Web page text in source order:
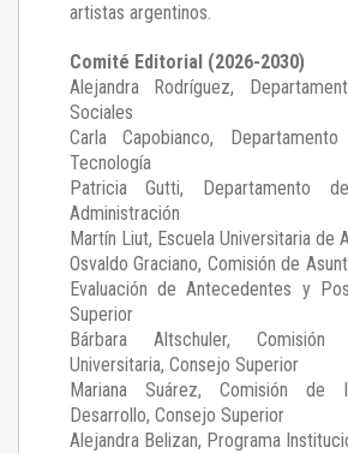
artistas argentinos.
Comité Editorial (2026-2030)
Alejandra Rodríguez,
Sociales
Carla Capobianco,
Tecnología
Patricia Gutti, Departamento
Administración
Martín Liut, Escuela Universitaria de
Osvaldo Graciano, Comisión de
Evaluación de Antecedentes y
Superior
Bárbara Altschuler, Comisión
Universitaria, Consejo Superior
Mariana Suárez, Comisión de
Desarrollo, Consejo Superior
Alejandra Belizan, Programa